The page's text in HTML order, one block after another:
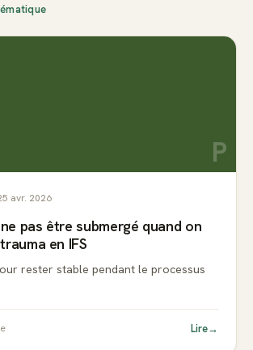
P
avr. 2026
pas être submergé quand on
en IFS
rester stable pendant le processus
Lire→